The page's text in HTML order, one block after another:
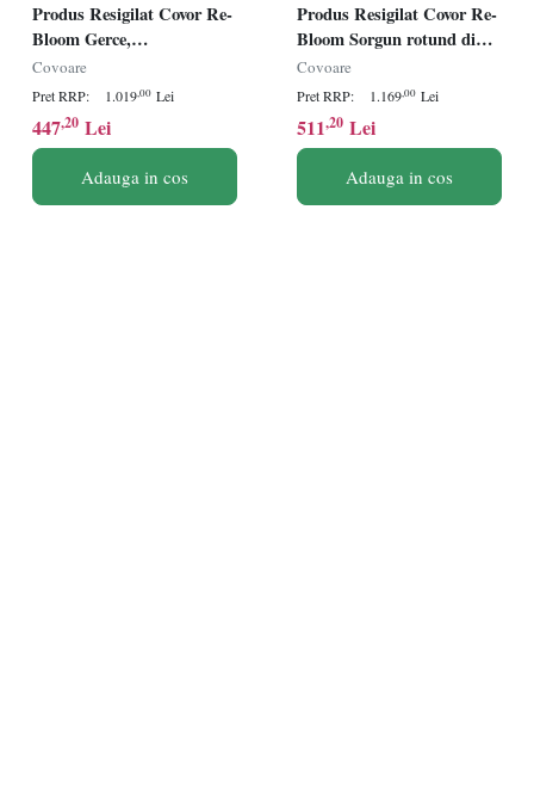
Produs Resigilat Covor Re-
Bloom Gerce,
iuta/bumbac/piele, 140x200
cm, design atemporal,
maro/negru - Verificat A
Covoare
Pret RRP: 1.019,00 Lei
447,20 Lei
Adauga in cos
Produs Resigilat Covor Re-
Bloom Sorgun rotund din
piele de vaca, diametru 140
cm, model geometric,
suport pasla, maro/auriu -
Verificat A
Covoare
Pret RRP: 1.169,00 Lei
511,20 Lei
Adauga in cos